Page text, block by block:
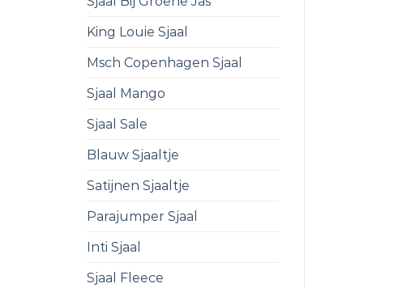
King Louie Sjaal
Msch Copenhagen Sjaal
Sjaal Mango
Sjaal Sale
Blauw Sjaaltje
Satijnen Sjaaltje
Parajumper Sjaal
Inti Sjaal
Sjaal Fleece